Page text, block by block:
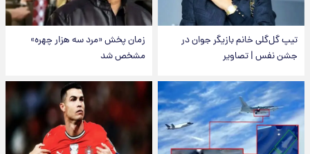
تیپ گل‌گلی خانم بازیگر جوان در
جشن نفس | تصاویر
زمان پخش «مرد سه هزار چهره»
مشخص شد